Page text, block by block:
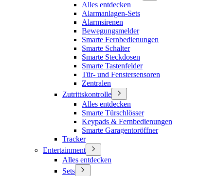
Alles entdecken
Alarmanlagen-Sets
Alarmsirenen
Bewegungsmelder
Smarte Fernbedienungen
Smarte Schalter
Smarte Steckdosen
Smarte Tastenfelder
Tür- und Fenstersensoren
Zentralen
Zutrittskontrolle
Alles entdecken
Smarte Türschlösser
Keypads & Fernbedienungen
Smarte Garagentoröffner
Tracker
Entertainment
Alles entdecken
Sets